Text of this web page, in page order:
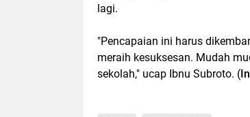
lagi.
"Pencapaian ini harus
meraih kesuksesan. Mudah
sekolah," ucap Ibnu Subroto. (